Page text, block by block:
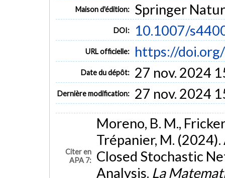
Maison d'édition: Springer
DOI: 10.1007/
URL officielle: https://
Date du dépôt: 27 nov. 2024
Dernière modification: 27 nov. 2024
Citer en
APA 7:
Moreno, B. M.,
Trépanier, M.
Closed Stochastic
Analysis. La